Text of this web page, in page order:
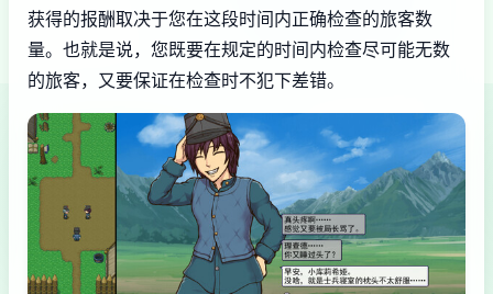
获得的报酬取决于您在这段时间内正确检查的旅客数
量。也就是说，您既要在规定的时间内检查尽可能无数
的旅客，又要保证在检查时不犯下差错。